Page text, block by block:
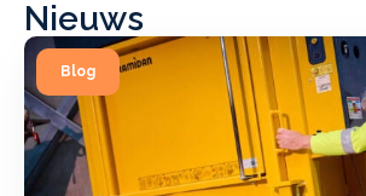
Nieuws